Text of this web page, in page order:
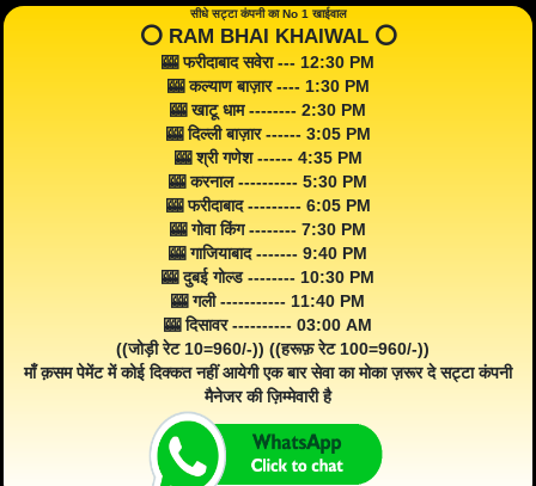
सीधे सट्टा कंपनी का No 1 खाईवाल
⭕️ RAM BHAI KHAIWAL ⭕️
🎰 फरीदाबाद सवेरा --- 12:30 PM
🎰 कल्याण बाज़ार ---- 1:30 PM
🎰 खाटू धाम -------- 2:30 PM
🎰 दिल्ली बाज़ार ------ 3:05 PM
🎰 श्री गणेश ------ 4:35 PM
🎰 करनाल ---------- 5:30 PM
🎰 फरीदाबाद --------- 6:05 PM
🎰 गोवा किंग -------- 7:30 PM
🎰 गाजियाबाद ------- 9:40 PM
🎰 दुबई गोल्ड -------- 10:30 PM
🎰 गली ----------- 11:40 PM
🎰 दिसावर ---------- 03:00 AM
((जोड़ी रेट 10=960/-)) ((हरूफ़ रेट 100=960/-))
माँ क़सम पेमेंट में कोई दिक्कत नहीं आयेगी एक बार सेवा का मोका ज़रूर दे सट्टा कंपनी
मैनेजर की ज़िम्मेवारी है